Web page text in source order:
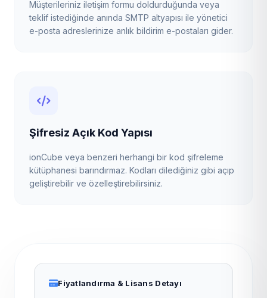
Müşterileriniz iletişim formu doldurduğunda veya
teklif istediğinde anında SMTP altyapısı ile yönetici
e-posta adreslerinize anlık bildirim e-postaları gider.
Şifresiz Açık Kod Yapısı
ionCube veya benzeri herhangi bir kod şifreleme
kütüphanesi barındırmaz. Kodları dilediğiniz gibi açıp
geliştirebilir ve özelleştirebilirsiniz.
Fiyatlandırma & Lisans Detayı